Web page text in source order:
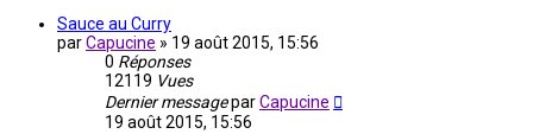
Sauce au Curry
parCapucine » 19 août 2015, 15:56
0 Réponses
12119 Vues
Dernier messageparCapucine
19 août 2015, 15:56